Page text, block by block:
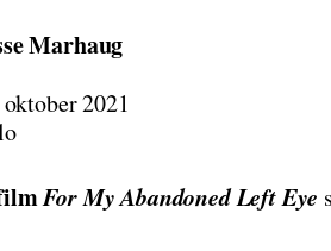
Marhaug
2021
For My Abandoned Left Eye